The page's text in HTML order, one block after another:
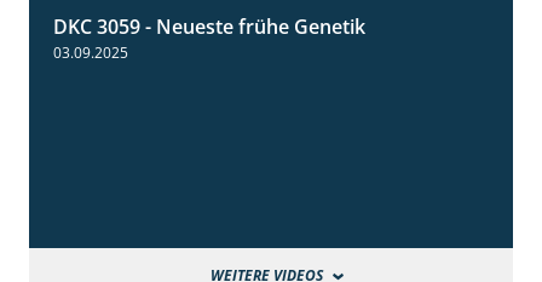
DKC 3059 - Neueste frühe Genetik
03.09.2025
WEITERE VIDEOS